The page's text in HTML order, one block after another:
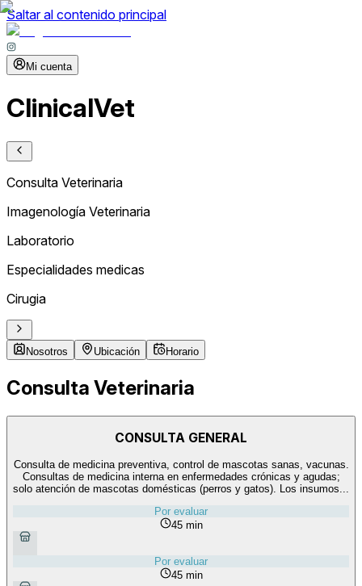
Saltar al contenido principal
Mi cuenta
ClinicalVet
Consulta Veterinaria
Imagenología Veterinaria
Laboratorio
Especialidades medicas
Cirugia
Nosotros Ubicación Horario
Consulta Veterinaria
CONSULTA GENERAL
Consulta de medicina preventiva, control de mascotas sanas, vacunas.
Consultas de medicina interna en enfermedades crónicas y agudas;
solo atención de mascotas domésticas (perros y gatos). Los insumos...
Por evaluar
45 min
Por evaluar
45 min